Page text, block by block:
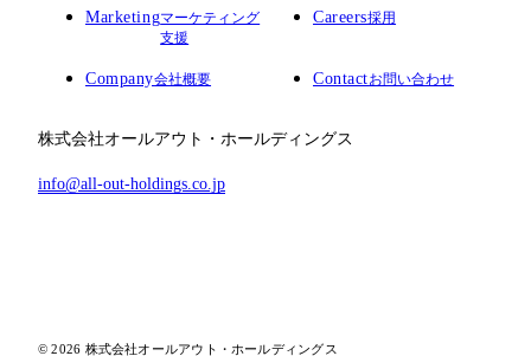
Marketingマーケティング
支援
Careers採用
Company会社概要 Contactお問い合わせ
株式会社オールアウト・ホールディングス
info@all-out-holdings.co.jp
© 2026 株式会社オールアウト・ホールディングス